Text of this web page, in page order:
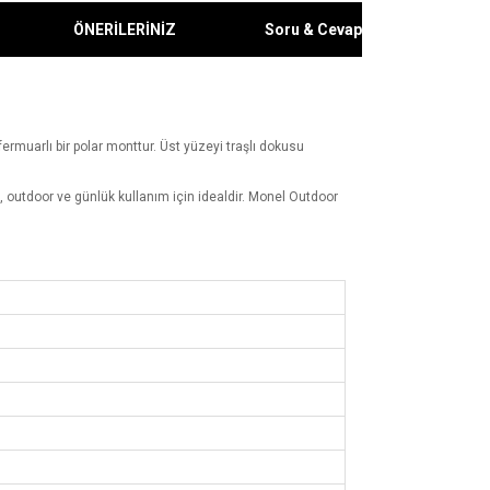
ÖNERİLERİNİZ Soru & Cevap
bir polar monttur. Üst yüzeyi traşlı dokusu
outdoor ve günlük kullanım için idealdir. Monel Outdoor